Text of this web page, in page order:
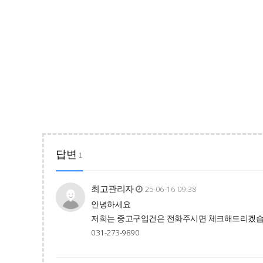
답변 1
최고관리자
25-06-16 09:38
안녕하세요
저희는 중고구입건은 전화주시면 체크해드리겠
031-273-9890